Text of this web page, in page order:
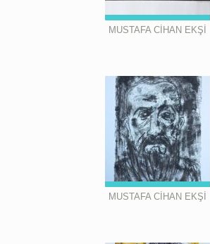
MUSTAFA CİHAN EKŞİ
MUSTAFA CİHAN EKŞİ